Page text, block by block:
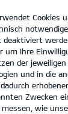
Cookies
deaktiviert
um Ihre
der jeweiligen
und in die
Zwecken
messen, wie